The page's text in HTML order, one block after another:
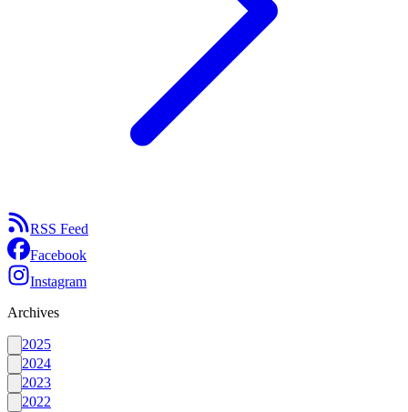
RSS Feed
Facebook
Instagram
Archives
2025
2024
2023
2022